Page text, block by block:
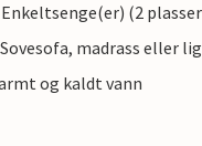
(2
madrass eller
og kaldt vann